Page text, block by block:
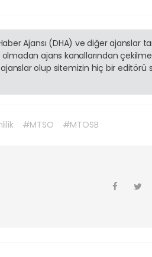
Ajansı (DHA) ve diğer ajanslar
ajans kanallarından
olup sitemizin hiç bir editörü
#MTSO #MTOSB